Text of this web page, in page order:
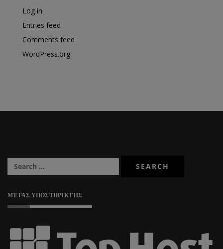
Log in
Entries feed
Comments feed
WordPress.org
ΜΈΓΑΣ ΥΠΟΣΤΗΡΙΚΤΉΣ